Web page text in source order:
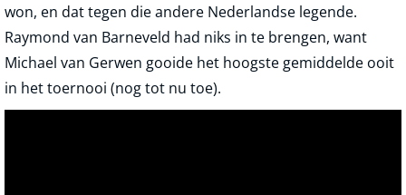
won, en dat tegen die andere Nederlandse legende.
Raymond van Barneveld had niks in te brengen, want
Michael van Gerwen gooide het hoogste gemiddelde ooit
in het toernooi (nog tot nu toe).